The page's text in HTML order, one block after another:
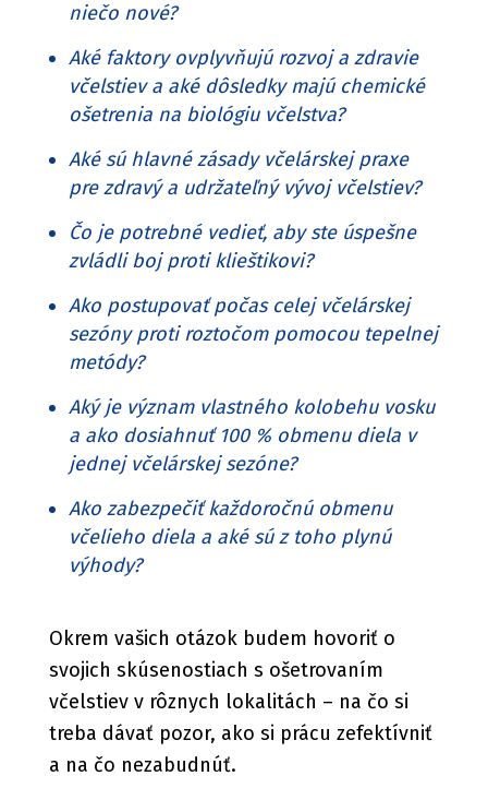
niečo nové?
Aké faktory ovplyvňujú rozvoj a zdravie
včelstiev a aké dôsledky majú chemické
ošetrenia na biológiu včelstva?
Aké sú hlavné zásady včelárskej praxe
pre zdravý a udržateľný vývoj včelstiev?
Čo je potrebné vedieť, aby ste úspešne
zvládli boj proti klieštikovi?
Ako postupovať počas celej včelárskej
sezóny proti roztočom pomocou tepelnej
metódy?
Aký je význam vlastného kolobehu vosku
a ako dosiahnuť 100 % obmenu diela v
jednej včelárskej sezóne?
Ako zabezpečiť každoročnú obmenu
včelieho diela a aké sú z toho plynú
výhody?
Okrem vašich otázok budem hovoriť o
svojich skúsenostiach s ošetrovaním
včelstiev v rôznych lokalitách – na čo si
treba dávať pozor, ako si prácu zefektívniť
a na čo nezabudnúť.